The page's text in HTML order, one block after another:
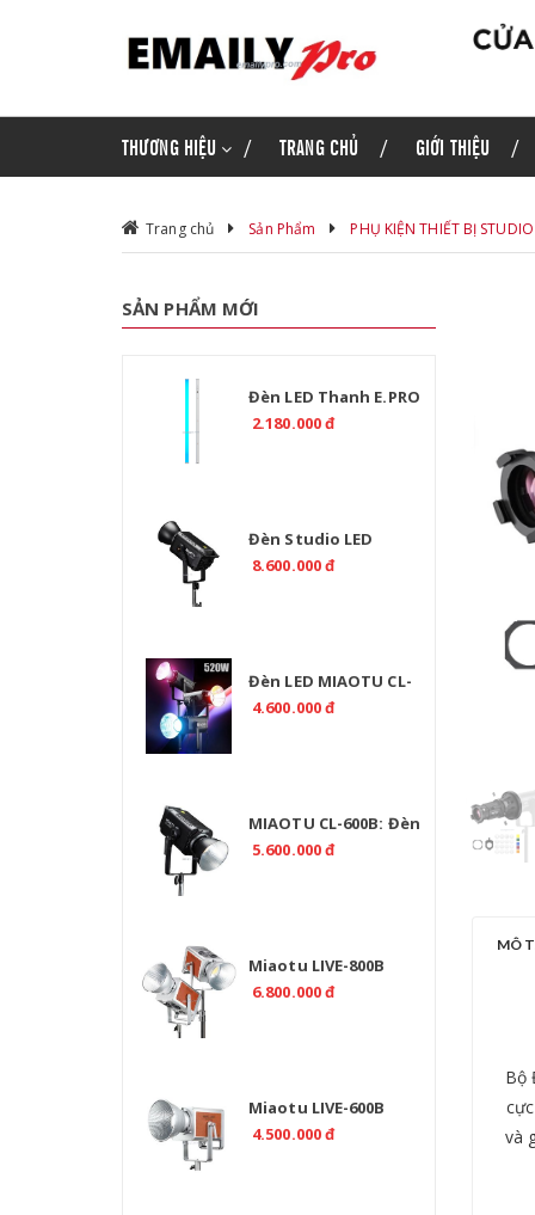
THƯƠNG HIỆU TRANG CHỦ GIỚI THIỆU
Trang chủ Sản Phẩm PHỤ KIỆN THIẾT BỊ STUDIO
SẢN PHẨM MỚI
Đèn LED Thanh E.PRO
T120 Mars 60W | RGB
2.180.000 đ
Đèn Studio LED
MIAOTU CL-800B 800W
8.600.000 đ
Đèn LED MIAOTU CL-
500R RGB 520W Chính
4.600.000 đ
MIAOTU CL-600B: Đèn
Studio LED 2700K-
5.600.000 đ
Miaotu LIVE-800B
Professional 800W Bi
6.800.000 đ
Miaotu LIVE-600B
Professional 600W Bi
4.500.000 đ
MÔ
Bộ
và